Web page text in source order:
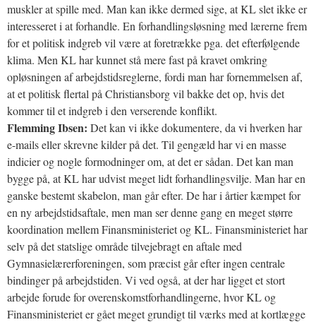
muskler at spille med. Man kan ikke dermed sige, at KL slet ikke er
interesseret i at forhandle. En forhandlingsløsning med lærerne frem
for et politisk indgreb vil være at foretrække pga. det efterfølgende
klima. Men KL har kunnet stå mere fast på kravet omkring
opløsningen af arbejdstidsreglerne, fordi man har fornemmelsen af,
at et politisk flertal på Christiansborg vil bakke det op, hvis det
kommer til et indgreb i den verserende konflikt.
Flemming Ibsen: Det kan vi ikke dokumentere, da vi hverken har
e-mails eller skrevne kilder på det. Til gengæld har vi en masse
indicier og nogle formodninger om, at det er sådan. Det kan man
bygge på, at KL har udvist meget lidt forhandlingsvilje. Man har en
ganske bestemt skabelon, man går efter. De har i årtier kæmpet for
en ny arbejdstidsaftale, men man ser denne gang en meget større
koordination mellem Finansministeriet og KL. Finansministeriet har
selv på det statslige område tilvejebragt en aftale med
Gymnasielærerforeningen, som præcist går efter ingen centrale
bindinger på arbejdstiden. Vi ved også, at der har ligget et stort
arbejde forude for overenskomstforhandlingerne, hvor KL og
Finansministeriet er gået meget grundigt til værks med at kortlægge